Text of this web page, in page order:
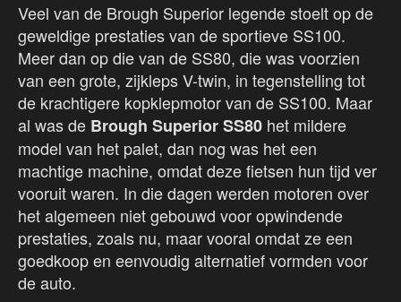
Veel van de Brough Superior legende stoelt op de
geweldige prestaties van de sportieve SS100.
Meer dan op die van de SS80, die was voorzien
van een grote, zijkleps V-twin, in tegenstelling tot
de krachtigere kopklepmotor van de SS100. Maar
al was de Brough Superior SS80 het mildere
model van het palet, dan nog was het een
machtige machine, omdat deze fietsen hun tijd ver
vooruit waren. In die dagen werden motoren over
het algemeen niet gebouwd voor opwindende
prestaties, zoals nu, maar vooral omdat ze een
goedkoop en eenvoudig alternatief vormden voor
de auto.